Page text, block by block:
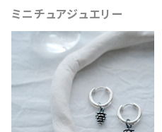
ミニチュアジュエリー